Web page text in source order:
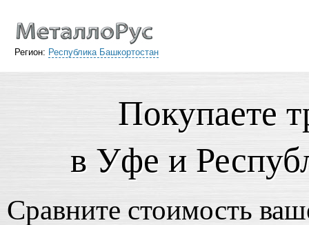
Регион: Республика Башкортостан
Покупаете
в Уфе и
Сравните стоимость